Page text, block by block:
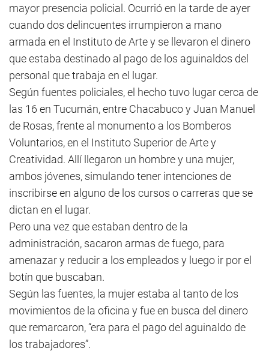
mayor presencia policial. Ocurrió en la tarde de ayer
cuando dos delincuentes irrumpieron a mano
armada en el Instituto de Arte y se llevaron el dinero
que estaba destinado al pago de los aguinaldos del
personal que trabaja en el lugar.
Según fuentes policiales, el hecho tuvo lugar cerca de
las 16 en Tucumán, entre Chacabuco y Juan Manuel
de Rosas, frente al monumento a los Bomberos
Voluntarios, en el Instituto Superior de Arte y
Creatividad. Allí llegaron un hombre y una mujer,
ambos jóvenes, simulando tener intenciones de
inscribirse en alguno de los cursos o carreras que se
dictan en el lugar.
Pero una vez que estaban dentro de la
administración, sacaron armas de fuego, para
amenazar y reducir a los empleados y luego ir por el
botín que buscaban.
Según las fuentes, la mujer estaba al tanto de los
movimientos de la oficina y fue en busca del dinero
que remarcaron, “era para el pago del aguinaldo de
los trabajadores”.